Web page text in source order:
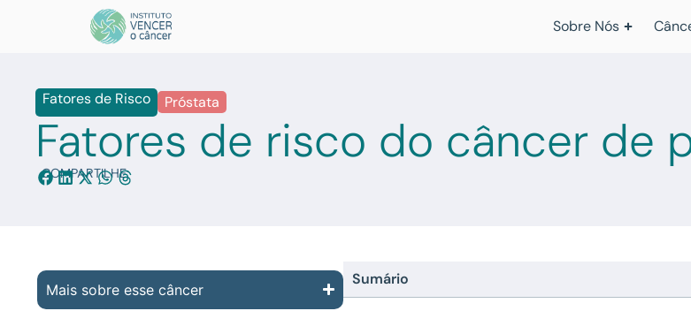
Sobre Nós
Fatores de Risco Próstata
Fatores de risco do câncer de
COMPARTILHE:
Mais sobre esse câncer
Sumário